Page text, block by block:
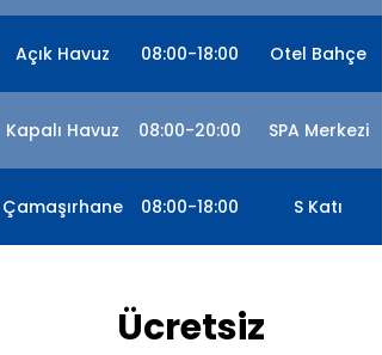
Açık Havuz 08:00-18:00 Otel Bahçe
Kapalı Havuz 08:00-20:00 SPA Merkezi
Çamaşırhane 08:00-18:00 S Katı
Ücretsiz